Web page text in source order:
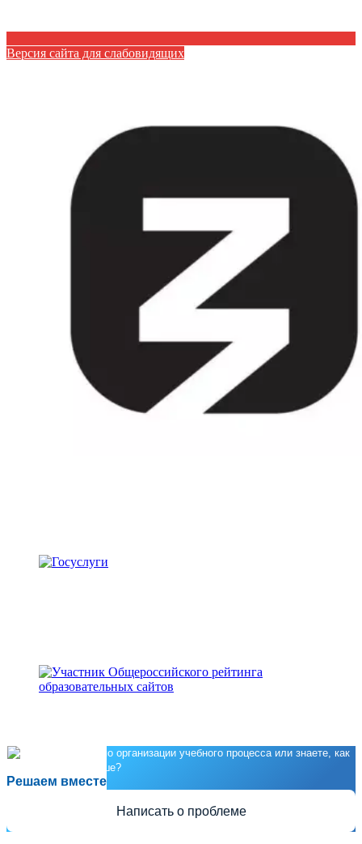
Версия сайта для слабовидящих
Решаем вместе
Есть предложения по организации учебного процесса или знаете, как
сделать школу лучше?
Написать о проблеме